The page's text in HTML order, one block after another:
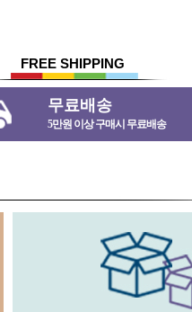
FREE SHIPPING
무료배송
5만원 이상 구매시 무료배송